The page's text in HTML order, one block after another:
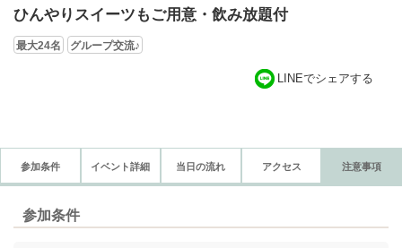
ひんやりスイーツもご用意・飲み放題付
最大24名 グループ交流♪
LINEでシェアする
参加条件 イベント詳細 当日の流れ アクセス 注意事項
参加条件